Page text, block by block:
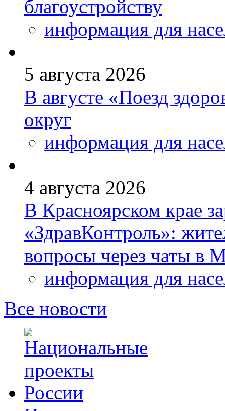
благоустройству
информация для
5 августа 2026
В августе «Поезд
округ
информация для
4 августа 2026
В Красноярском крае
«ЗдравКонтроль»:
вопросы через чаты в
информация для
Все новости